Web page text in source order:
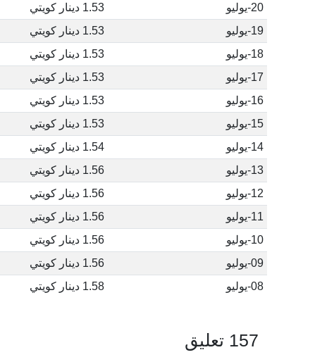
20-يوليو
1.53 دينار كويتي
19-يوليو
1.53 دينار كويتي
18-يوليو
1.53 دينار كويتي
17-يوليو
1.53 دينار كويتي
16-يوليو
1.53 دينار كويتي
15-يوليو
1.53 دينار كويتي
14-يوليو
1.54 دينار كويتي
13-يوليو
1.56 دينار كويتي
12-يوليو
1.56 دينار كويتي
11-يوليو
1.56 دينار كويتي
10-يوليو
1.56 دينار كويتي
09-يوليو
1.56 دينار كويتي
08-يوليو
1.58 دينار كويتي
157 تعليق